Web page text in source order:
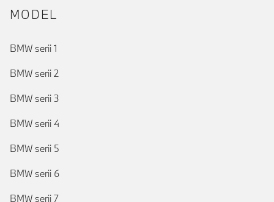
MODEL
BMW serii 1
BMW serii 2
BMW serii 3
BMW serii 4
BMW serii 5
BMW serii 6
BMW serii 7